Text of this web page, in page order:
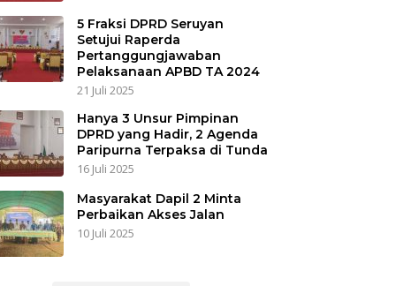
5 Fraksi DPRD Seruyan
Setujui Raperda
Pertanggungjawaban
Pelaksanaan APBD TA 2024
21 Juli 2025
Hanya 3 Unsur Pimpinan
DPRD yang Hadir, 2 Agenda
Paripurna Terpaksa di Tunda
16 Juli 2025
Masyarakat Dapil 2 Minta
Perbaikan Akses Jalan
10 Juli 2025